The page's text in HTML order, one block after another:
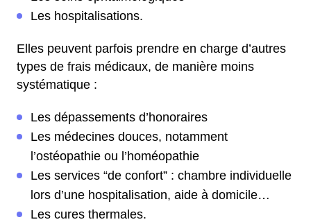
Les hospitalisations.
Elles peuvent parfois prendre en charge d’autres
types de frais médicaux, de manière moins
systématique :
Les dépassements d’honoraires
Les médecines douces, notamment
l’ostéopathie ou l’homéopathie
Les services “de confort” : chambre individuelle
lors d’une hospitalisation, aide à domicile…
Les cures thermales.